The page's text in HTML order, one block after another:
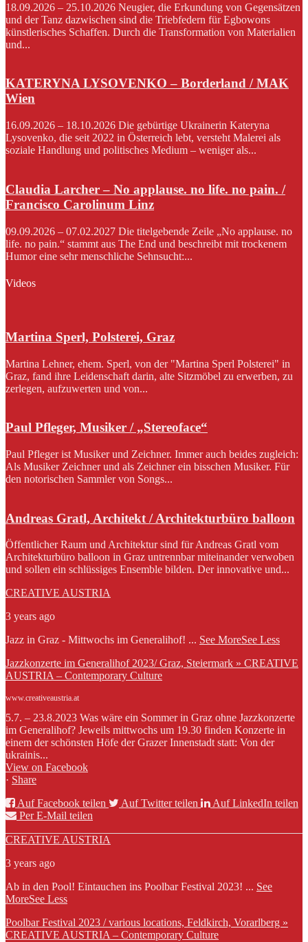
18.09.2026 – 25.10.2026 Neugier, die Erkundung von Gegensätzen
und der Tanz dazwischen sind die Triebfedern für Egbowons
künstlerisches Schaffen. Durch die Transformation von Materialien
und...
KATERYNA LYSOVENKO – Borderland / MAK
Wien
16.09.2026 – 18.10.2026 Die gebürtige Ukrainerin Kateryna
Lysovenko, die seit 2022 in Österreich lebt, versteht Malerei als
soziale Handlung und politisches Medium – weniger als...
Claudia Larcher – No applause. no life. no pain. /
Francisco Carolinum Linz
09.09.2026 – 07.02.2027 Die titelgebende Zeile „No applause. no
life. no pain.“ stammt aus The End und beschreibt mit trockenem
Humor eine sehr menschliche Sehnsucht:...
Videos
Martina Sperl, Polsterei, Graz
Martina Lehner, ehem. Sperl, von der "Martina Sperl Polsterei" in
Graz, fand ihre Leidenschaft darin, alte Sitzmöbel zu erwerben, zu
zerlegen, aufzuwerten und von...
Paul Pfleger, Musiker / „Stereoface“
Paul Pfleger ist Musiker und Zeichner. Immer auch beides zugleich:
Als Musiker Zeichner und als Zeichner ein bisschen Musiker. Für
den notorischen Sammler von Songs...
Andreas Gratl, Architekt / Architekturbüro balloon
Öffentlicher Raum und Architektur sind für Andreas Gratl vom
Architekturbüro balloon in Graz untrennbar miteinander verwoben
und sollen ein schlüssiges Ensemble bilden. Der innovative und...
CREATIVE AUSTRIA
3 years ago
Jazz in Graz - Mittwochs im Generalihof! ... See MoreSee Less
Jazzkonzerte im Generalihof 2023/ Graz, Steiermark » CREATIVE
AUSTRIA – Contemporary Culture
www.creativeaustria.at
5.7. – 23.8.2023 Was wäre ein Sommer in Graz ohne Jazzkonzerte
im Generalihof? Jeweils mittwochs um 19.30 finden Konzerte in
einem der schönsten Höfe der Grazer Innenstadt statt: Von der
ukrainis...
View on Facebook
· Share
Auf Facebook teilen
Auf Twitter teilen
Auf LinkedIn teilen
Per E-Mail teilen
CREATIVE AUSTRIA
3 years ago
Ab in den Pool! Eintauchen ins Poolbar Festival 2023! ... See
MoreSee Less
Poolbar Festival 2023 / various locations, Feldkirch, Vorarlberg »
CREATIVE AUSTRIA – Contemporary Culture